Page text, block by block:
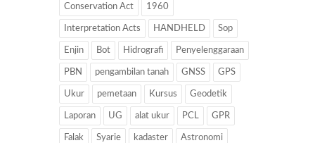
Conservation Act 1960
Interpretation Acts HANDHELD Sop
Enjin Bot Hidrografi Penyelenggaraan
PBN pengambilan tanah GNSS GPS
Ukur pemetaan Kursus Geodetik
Laporan UG alat ukur PCL GPR
Falak Syarie kadaster Astronomi